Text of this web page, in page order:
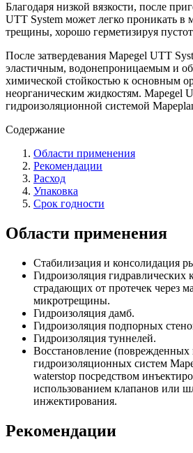
Благодаря низкой вязкости, после
UTT System может легко проникать в
трещины, хорошо герметизируя
После затвердевания Mapegel UTT
эластичным, водонепроницаемым и
химической стойкостью к основным
неорганическим жидкостям. Mapegel
гидроизоляционной системой
Содержание
Области применения
Рекомендации
Расход
Упаковка
Срок годности
Области применения
Стабилизация и консолидация
Гидроизоляция гидравлических
страдающих от протечек через
микротрещины.
Гидроизоляция дамб.
Гидроизоляция подпорных
Гидроизоляция туннелей.
Восстановление
гидроизоляционных систем
waterstop посредством
использованием клапанов или
инжектирования.
Рекомендации